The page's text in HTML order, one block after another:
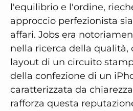
l'equilibrio e l'ordine,
approccio perfezionista
affari. Jobs era
nella ricerca della qualità,
layout di un circuito
della confezione di un
caratterizzata da
rafforza questa